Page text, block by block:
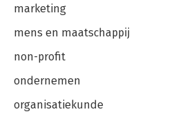
marketing
mens en maatschappij
non-profit
ondernemen
organisatiekunde